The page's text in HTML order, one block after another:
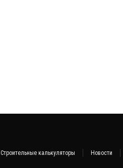
Строительные калькуляторы Новости